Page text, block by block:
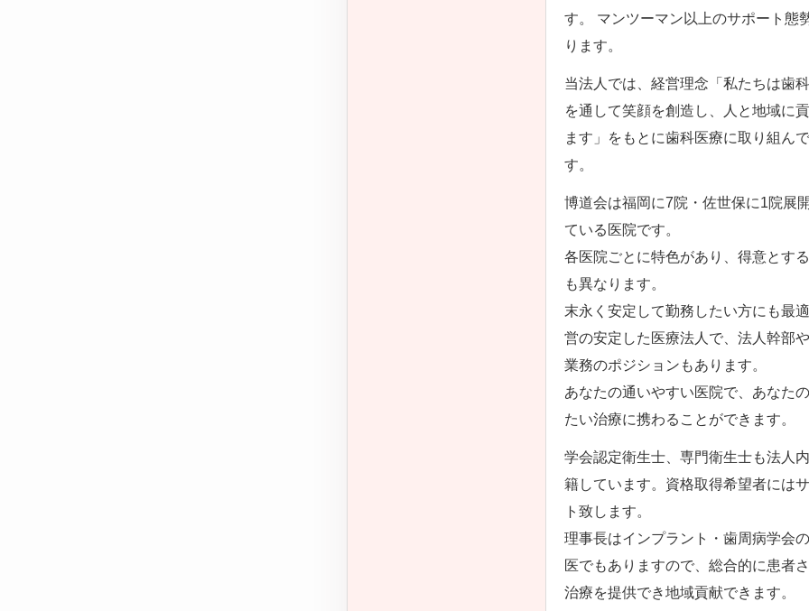
す。 マンツーマン以上のサポート態
ります。
当法人では、経営理念「私たちは歯
を通して笑顔を創造し、人と地域に
ます」をもとに歯科医療に取り組ん
す。
博道会は福岡に7院・佐世保に1院展
ている医院です。
各医院ごとに特色があり、得意とす
も異なります。
末永く安定して勤務したい方にも最
営の安定した医療法人で、法人幹部
業務のポジションもあります。
あなたの通いやすい医院で、あなた
たい治療に携わることができます。
学会認定衛生士、専門衛生士も法人
籍しています。資格取得希望者には
ト致します。
理事長はインプラント・歯周病学会
医でもありますので、総合的に患者
治療を提供でき地域貢献できます。